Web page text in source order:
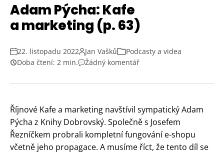
Adam Pýcha: Kafe
a marketing (p. 63)
22. listopadu 2022 Jan Vašků
Podcasty a videa
Doba čtení: 2 min.
Žádný komentář
Říjnové Kafe a marketing navštívil sympatický Adam
Pýcha z Knihy Dobrovský. Společně s Josefem
Řezníčkem probrali kompletní fungování e-shopu
včetně jeho propagace. A musíme říct, že tento díl se